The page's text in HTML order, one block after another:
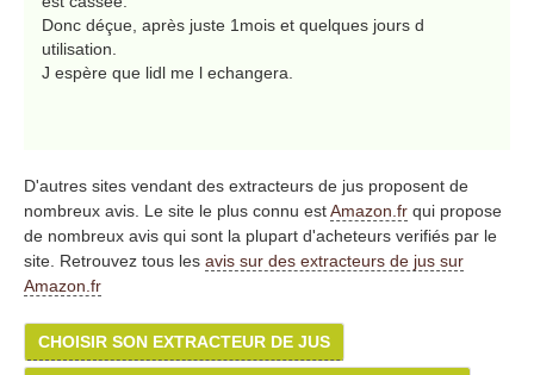
Donc déçue, après juste 1mois et quelques jours d
utilisation.
J espère que lidl me l echangera.
D'autres sites vendant des extracteurs de jus proposent de
nombreux avis. Le site le plus connu estAmazon.fr qui propose
de nombreux avis qui sont la plupart d'acheteurs verifiés par le
site. Retrouvez tous les avis sur des extracteurs de jus sur
Amazon.fr
CHOISIR SON EXTRACTEUR DE JUS